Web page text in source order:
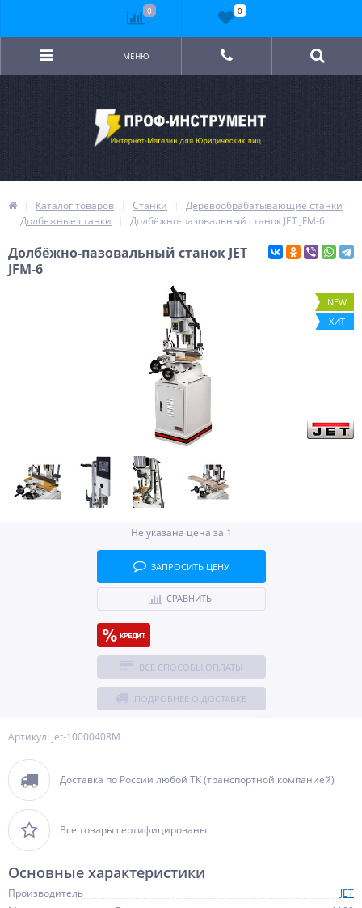
МЕНЮ
Каталог товаров Станки
Деревообрабатывающие станки
Долбежные станки
Долбёжно-пазовальный станок JET JFM-6
Долбёжно-пазовальный станок JET
JFM-6
NEW
ХИТ
Артикул: jet-10000408M
Доставка по России любой ТК (транспортной компанией)
Все товары сертифицированы
Не указана цена за 1
ЗАПРОСИТЬ ЦЕНУ
СРАВНИТЬ
ВСЕ СПОСОБЫ ОПЛАТЫ
ПОДРОБНЕЕ О ДОСТАВКЕ
Основные характеристики
Производитель
JET
0 0